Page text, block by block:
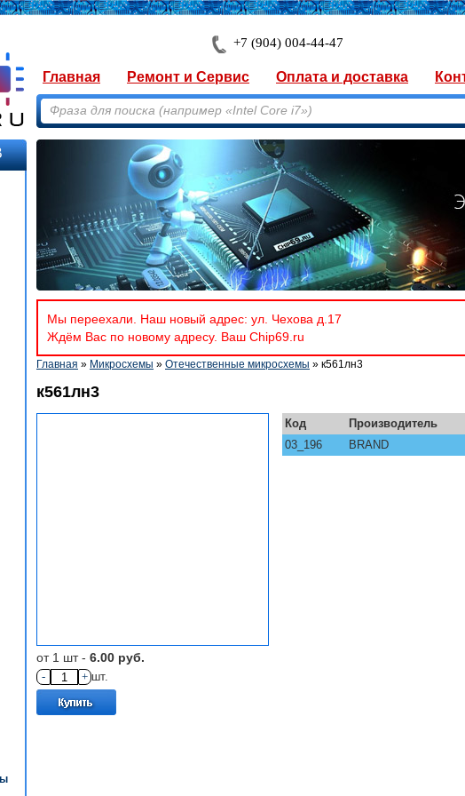
+7 (904) 004-44-47
Главная Ремонт и Сервис Оплата и доставка
Мы переехали. Наш новый адрес: ул. Чехова д.17
Ждём Вас по новому адресу. Ваш Chip69.ru
Главная » Микросхемы » Отечественные микросхемы » к561лн3
к561лн3
от 1 шт - 6.00 руб.
- + шт.
Код Производитель
03_196
BRAND